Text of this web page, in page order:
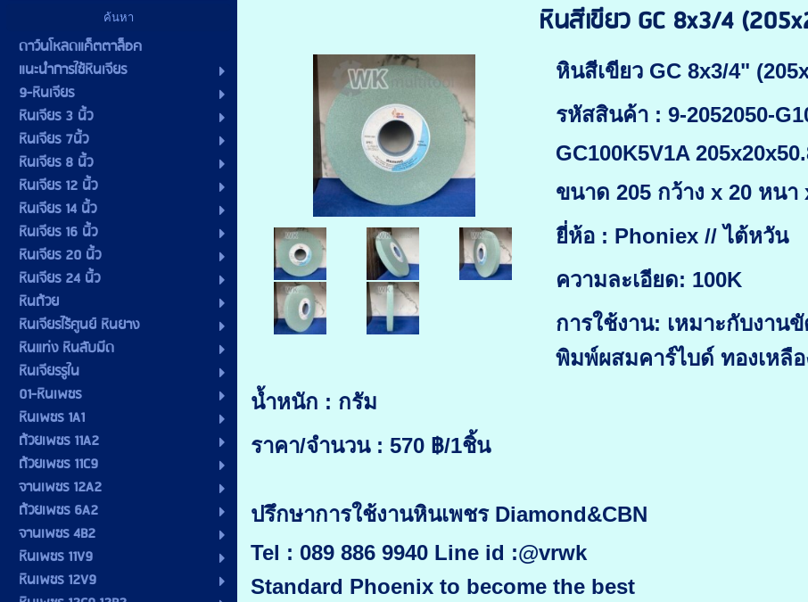
ดาว์นโหลดแค็ตตาล็อค
แนะนำการใช้หินเจียร
9-หินเจียร
หินเจียร 3 นิ้ว
หินเจียร 7นิ้ว
หินเจียร 8 นิ้ว
หินเจียร 12 นิ้ว
หินเจียร 14 นิ้ว
หินเจียร 16 นิ้ว
หินเจียร 20 นิ้ว
หินเจียร 24 นิ้ว
หินถ้วย
หินเจียรไร้ศูนย์ หินยาง
หินแท่ง หินลับมีด
หินเจียรรูใน
01-หินเพชร
หินเพชร 1A1
ถ้วยเพชร 11A2
ถ้วยเพชร 11C9
จานเพชร 12A2
ถ้วยเพชร 6A2
จานเพชร 4B2
หินเพชร 11V9
หินเพชร 12V9
หินสีเขียว GC 8x3/4
หินสีเขียว GC 8x3/4"
รหัสสินค้า : 9-2052050-
GC100K5V1A
ขนาด 205 กว้าง x 20 หนา
ยี่ห้อ : Phoniex // ไต้หวัน
ความละเอียด: 100K
การใช้งาน: เหมาะกับงาน
พิมพ์ผสมคาร์ไบด์ ทองเหลื
น้ำหนัก : กรัม
ราคา/จำนวน : 570 ฿/1ชิ้น
ปรึกษาการใช้งานหินเพชร Diamond&CBN
Tel : 089 886 9940 Line id :@vrwk
Standard Phoenix to become the best